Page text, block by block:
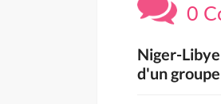
0
Niger-
d'un